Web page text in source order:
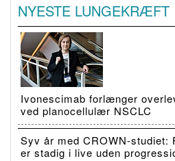
NYESTE LUNGEKRÆFT
Ivonescimab forlænger
ved planocellulær NSCLC
Syv år med CROWN-studiet:
er stadig i live uden